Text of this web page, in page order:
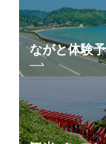
ながと体験